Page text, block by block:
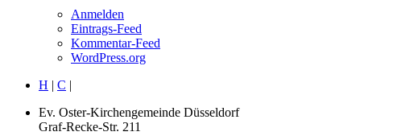
Anmelden
Eintrags-Feed
Kommentar-Feed
WordPress.org
H | C |
Ev. Oster-Kirchengemeinde Düsseldorf
Graf-Recke-Str. 211